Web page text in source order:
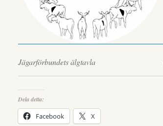
Jägarförbundets älgtavla
Dela detta:
Facebook X